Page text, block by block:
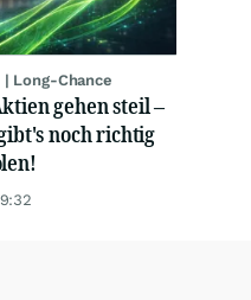
Long-Chance
gehen steil –
noch richtig